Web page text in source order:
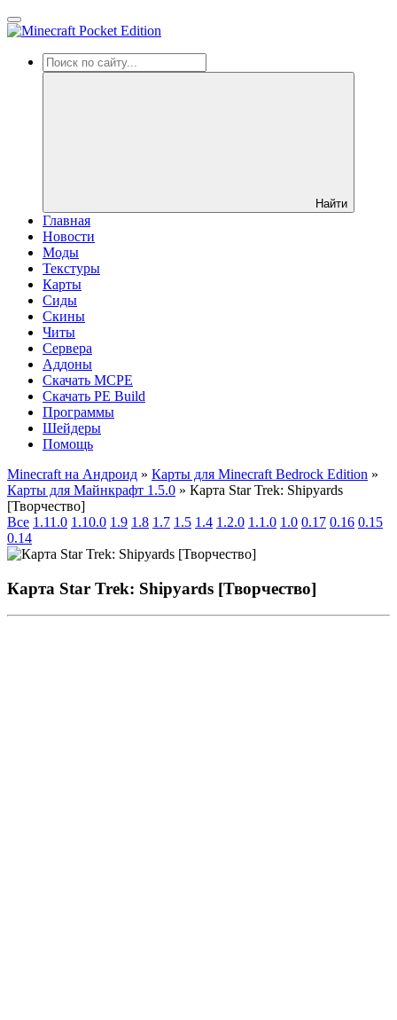
Найти
Главная
Новости
Моды
Текстуры
Карты
Сиды
Cкины
Читы
Сервера
Аддоны
Скачать MCPE
Скачать PE Build
Программы
Шейдеры
Помощь
Minecraft на Андроид » Карты для Minecraft Bedrock Edition »
Карты для Майнкрафт 1.5.0 » Карта Star Trek: Shipyards
[Творчество]
Все 1.11.0 1.10.0 1.9 1.8 1.7 1.5 1.4 1.2.0 1.1.0 1.0 0.17 0.16 0.15
0.14
Карта Star Trek: Shipyards [Творчество]